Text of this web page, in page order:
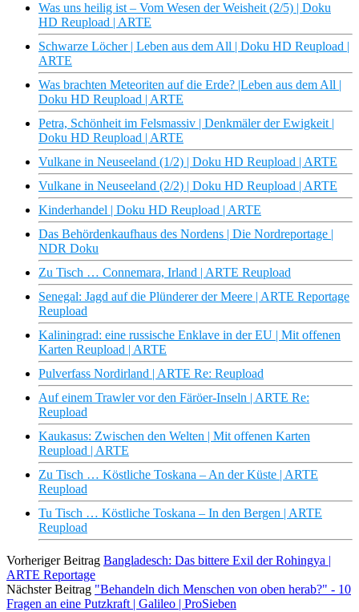
Was uns heilig ist – Vom Wesen der Weisheit (2/5) | Doku
HD Reupload | ARTE
Schwarze Löcher | Leben aus dem All | Doku HD Reupload |
ARTE
Was brachten Meteoriten auf die Erde? |Leben aus dem All |
Doku HD Reupload | ARTE
Petra, Schönheit im Felsmassiv | Denkmäler der Ewigkeit |
Doku HD Reupload | ARTE
Vulkane in Neuseeland (1/2) | Doku HD Reupload | ARTE
Vulkane in Neuseeland (2/2) | Doku HD Reupload | ARTE
Kinderhandel | Doku HD Reupload | ARTE
Das Behördenkaufhaus des Nordens | Die Nordreportage |
NDR Doku
Zu Tisch … Connemara, Irland | ARTE Reupload
Senegal: Jagd auf die Plünderer der Meere | ARTE Reportage
Reupload
Kaliningrad: eine russische Enklave in der EU | Mit offenen
Karten Reupload | ARTE
Pulverfass Nordirland | ARTE Re: Reupload
Auf einem Trawler vor den Färöer-Inseln | ARTE Re:
Reupload
Kaukasus: Zwischen den Welten | Mit offenen Karten
Reupload | ARTE
Zu Tisch … Köstliche Toskana – An der Küste | ARTE
Reupload
Tu Tisch … Köstliche Toskana – In den Bergen | ARTE
Reupload
Vorheriger Beitrag Bangladesch: Das bittere Exil der Rohingya |
ARTE Reportage
Nächster Beitrag "Behandeln dich Menschen von oben herab?" - 10
Fragen an eine Putzkraft | Galileo | ProSieben